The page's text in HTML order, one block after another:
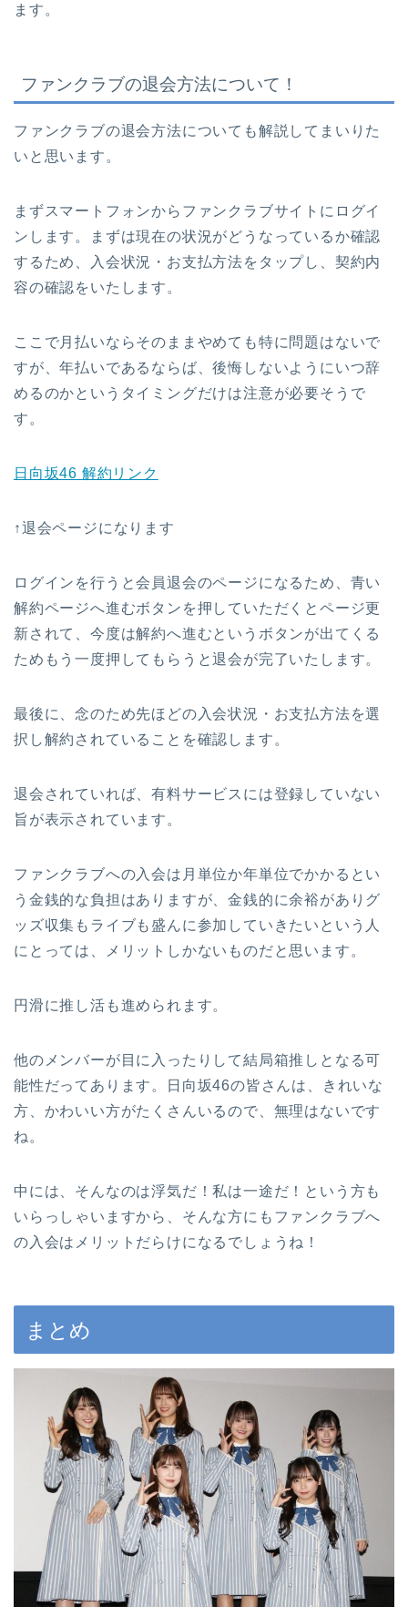
ます。
ファンクラブの退会方法について！
ファンクラブの退会方法についても解説してまいりた
いと思います。
まずスマートフォンからファンクラブサイトにログイ
ンします。まずは現在の状況がどうなっているか確認
するため、入会状況・お支払方法をタップし、契約内
容の確認をいたします。
ここで月払いならそのままやめても特に問題はないで
すが、年払いであるならば、後悔しないようにいつ辞
めるのかというタイミングだけは注意が必要そうで
す。
日向坂46 解約リンク
↑退会ページになります
ログインを行うと会員退会のページになるため、青い
解約ページへ進むボタンを押していただくとページ更
新されて、今度は解約へ進むというボタンが出てくる
ためもう一度押してもらうと退会が完了いたします。
最後に、念のため先ほどの入会状況・お支払方法を選
択し解約されていることを確認します。
退会されていれば、有料サービスには登録していない
旨が表示されています。
ファンクラブへの入会は月単位か年単位でかかるとい
う金銭的な負担はありますが、金銭的に余裕がありグ
ッズ収集もライブも盛んに参加していきたいという人
にとっては、メリットしかないものだと思います。
円滑に推し活も進められます。
他のメンバーが目に入ったりして結局箱推しとなる可
能性だってあります。日向坂46の皆さんは、きれいな
方、かわいい方がたくさんいるので、無理はないです
ね。
中には、そんなのは浮気だ！私は一途だ！という方も
いらっしゃいますから、そんな方にもファンクラブへ
の入会はメリットだらけになるでしょうね！
まとめ